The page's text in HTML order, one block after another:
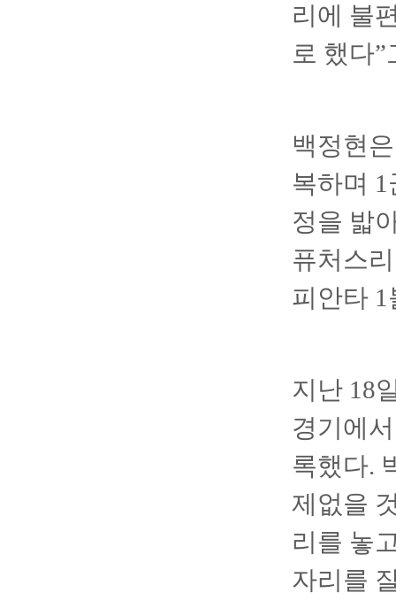
리에 불
로 했다
백정현
복하며
정을 밟
퓨처스
피안타
지난 18
경기에
록했다.
제없을
리를 놓
자리를